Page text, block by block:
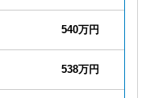
540万円
538万円